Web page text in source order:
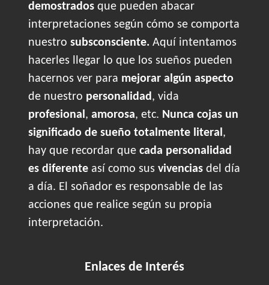
demostrados que pueden abacar
interpretaciones según cómo se comporta
nuestro subsconsciente. Aquí intentamos
hacerles llegar lo que los sueños pueden
hacernos ver para mejorar algún aspecto
de nuestro personalidad, vida
profesional, amorosa, etc. Nunca cojas un
significado de sueño totalmente literal,
hay que recordar que cada personalidad
es diferente así como sus vivencias del día
a día. El soñador es responsable de las
acciones que realice según su propia
interpretación.
Enlaces de Interés